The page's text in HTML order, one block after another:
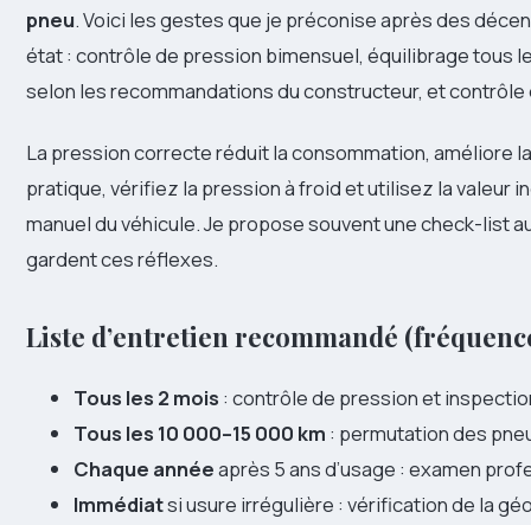
pneu. Voici les gestes que je préconise après des
état : contrôle de pression bimensuel, équilibrage tous
selon les recommandations du constructeur, et
La pression correcte réduit la consommation, améliore
pratique, vérifiez la pression à froid et utilisez la valeur
manuel du véhicule. Je propose souvent une check-list
gardent ces réflexes.
Liste d’entretien recommandé
Tous les 2 mois : contrôle de pression et
Tous les 10 000–15 000 km : permutation des
Chaque annéeaprès 5 ans d’usage : examen
Immédiatsi usure irrégulière : vérification de la